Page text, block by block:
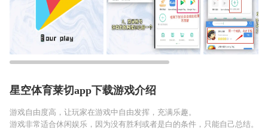
星空体育莱切app下载游戏介绍
游戏自由度高，让玩家在游戏中自由发挥，充满乐趣。
游戏非常适合休闲娱乐，因为没有胜利或者是白的条件，只能自己总结。